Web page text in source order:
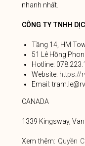
nhanh nhất.
CÔNG TY TNHH
Tầng 14, HM
51 Lê Hồng
Hotline:
Website: https://
Email:
CANADA
1339 Kingsway,
Xem thêm: Quyền